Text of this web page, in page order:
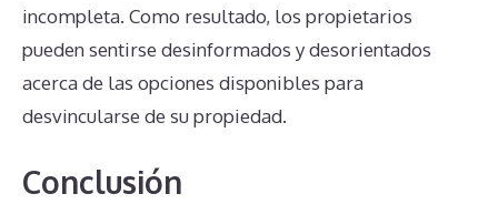
incompleta. Como resultado, los propietarios
pueden sentirse desinformados y desorientados
acerca de las opciones disponibles para
desvincularse de su propiedad.
Conclusión